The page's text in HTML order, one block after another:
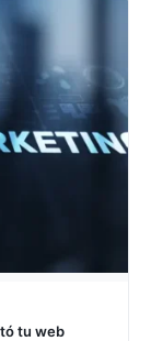
tu web